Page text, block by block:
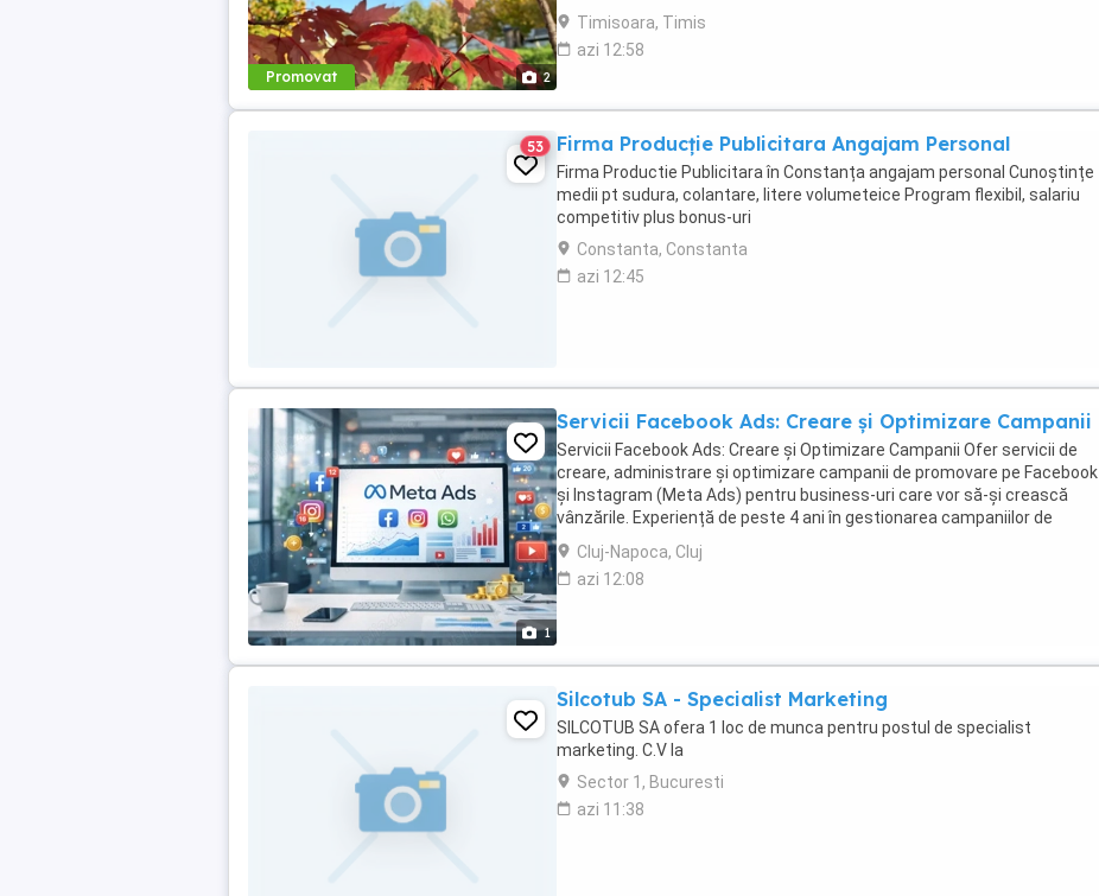
Promovat 2
va fi flexibil, în funcție ...
Timisoara, Timis
azi 12:58
53 Firma Producție Publicitara Angajam Personal
Firma Productie Publicitara în Constanța angajam personal Cunoștințe
medii pt sudura, colantare, litere volumeteice Program flexibil, salariu
competitiv plus bonus-uri
Constanta, Constanta
azi 12:45
1
Servicii Facebook Ads: Creare și Optimizare Campanii
Servicii Facebook Ads: Creare și Optimizare Campanii Ofer servicii de
creare, administrare și optimizare campanii de promovare pe Facebook
și Instagram (Meta Ads) pentru business-uri care vor să-și crească
vânzările. Experiență de peste 4 ani în gestionarea campaniilor de
publicitate, cu proiecte ...
Cluj-Napoca, Cluj
azi 12:08
Silcotub SA - Specialist Marketing
SILCOTUB SA ofera 1 loc de munca pentru postul de specialist
marketing. C.V la
Sector 1, Bucuresti
azi 11:38